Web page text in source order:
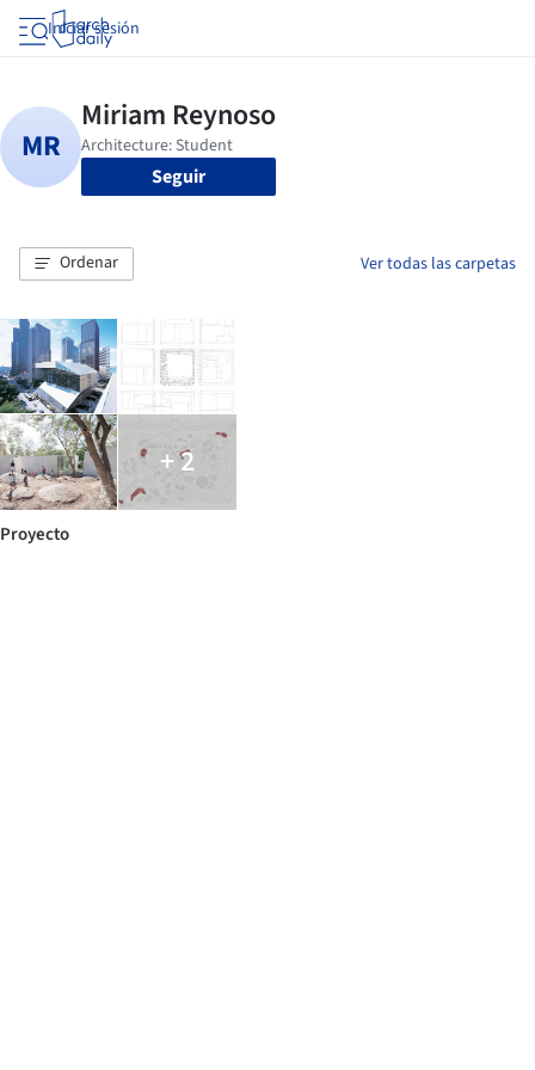
Iniciar sesión
Seguir
Ordenar Ver todas las carpetas
+ 2
Proyecto